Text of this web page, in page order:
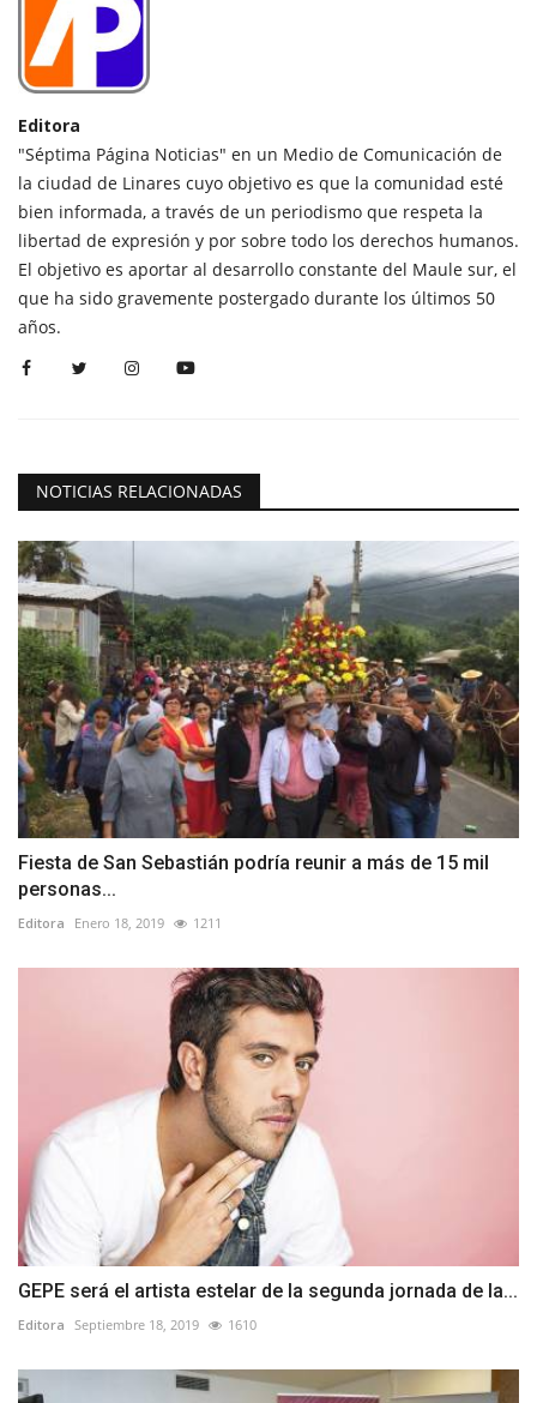
Editora
"Séptima Página Noticias" en un Medio de Comunicación de
la ciudad de Linares cuyo objetivo es que la comunidad esté
bien informada, a través de un periodismo que respeta la
libertad de expresión y por sobre todo los derechos humanos.
El objetivo es aportar al desarrollo constante del Maule sur, el
que ha sido gravemente postergado durante los últimos 50
años.
NOTICIAS RELACIONADAS
Fiesta de San Sebastián podría reunir a más de 15 mil
personas...
Editora Enero 18, 2019 1211
GEPE será el artista estelar de la segunda jornada de la...
Editora Septiembre 18, 2019 1610